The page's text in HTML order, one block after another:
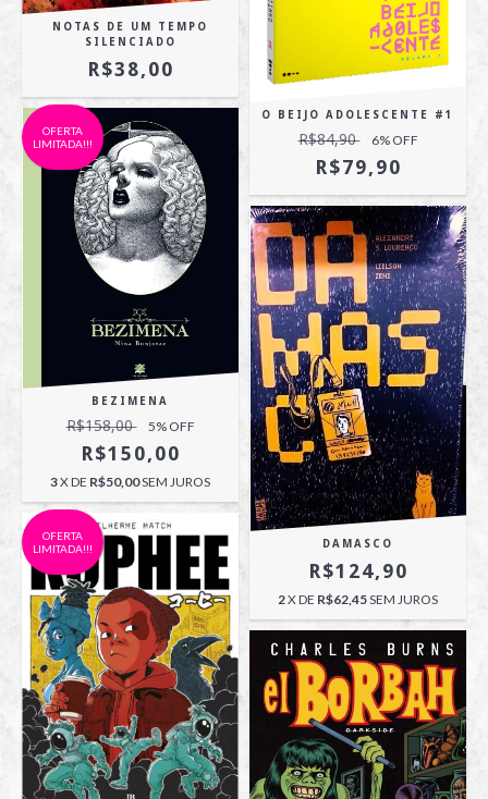
NOTAS DE UM TEMPO
SILENCIADO
R$38,00
O BEIJO ADOLESCENTE #1
R$84,90 6% OFF
R$79,90
OFERTA
LIMITADA!!!
BEZIMENA
R$158,00 5% OFF
R$150,00
3X DE R$50,00SEM JUROS
DAMASCO
R$124,90
2X DE R$62,45SEM JUROS
OFERTA
LIMITADA!!!